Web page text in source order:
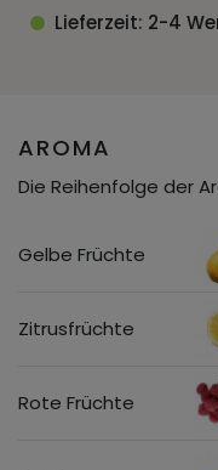
Lieferzeit: 2-4
AROMA
Die Reihenfolge der
Gelbe Früchte
Zitrusfrüchte
Rote Früchte